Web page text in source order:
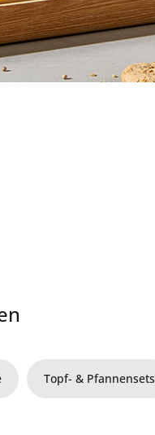
Topf- & Pfannensets